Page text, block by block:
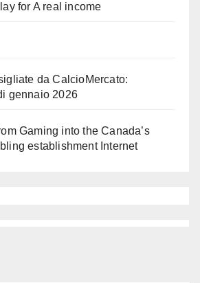
for A real income
da CalcioMercato:
gennaio 2026
Gaming into the Canada’s
establishment Internet